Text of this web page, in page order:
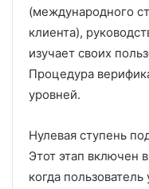
(международного
клиента),
изучает своих
Процедура
уровней.
Нулевая ступень
Этот этап включен
когда